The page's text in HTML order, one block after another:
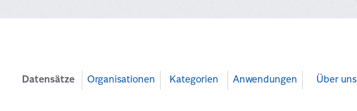
Datensätze Organisationen Kategorien Anwendungen Über uns